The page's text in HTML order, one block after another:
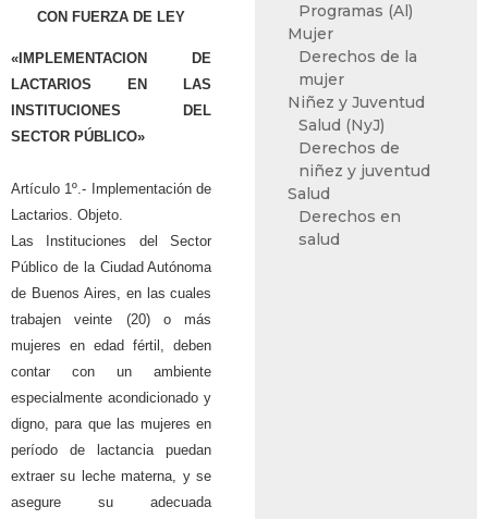
CON FUERZA DE LEY
«IMPLEMENTACION DE
LACTARIOS EN LAS
INSTITUCIONES DEL
SECTOR PÚBLICO»
Artículo 1º.- Implementación de
Lactarios. Objeto.
Las Instituciones del Sector
Público de la Ciudad Autónoma
de Buenos Aires, en las cuales
trabajen veinte (20) o más
mujeres en edad fértil, deben
contar con un ambiente
especialmente acondicionado y
digno, para que las mujeres en
período de lactanciapuedan
extraer su leche materna, y se
asegure su adecuada
Programas (Al)
Mujer
Derechos de la
mujer
Niñez y Juventud
Salud (NyJ)
Derechos de
niñez y juventud
Salud
Derechos en
salud